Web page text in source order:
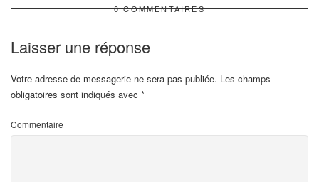
0 COMMENTAIRES
Laisser une réponse
Votre adresse de messagerie ne sera pas publiée. Les champs
obligatoires sont indiqués avec *
Commentaire